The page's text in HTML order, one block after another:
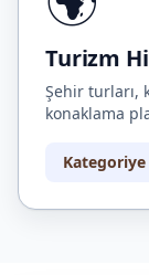
Turizm
Şehir turları,
konaklama